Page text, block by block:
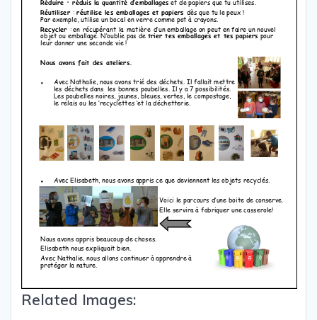
Related Images: